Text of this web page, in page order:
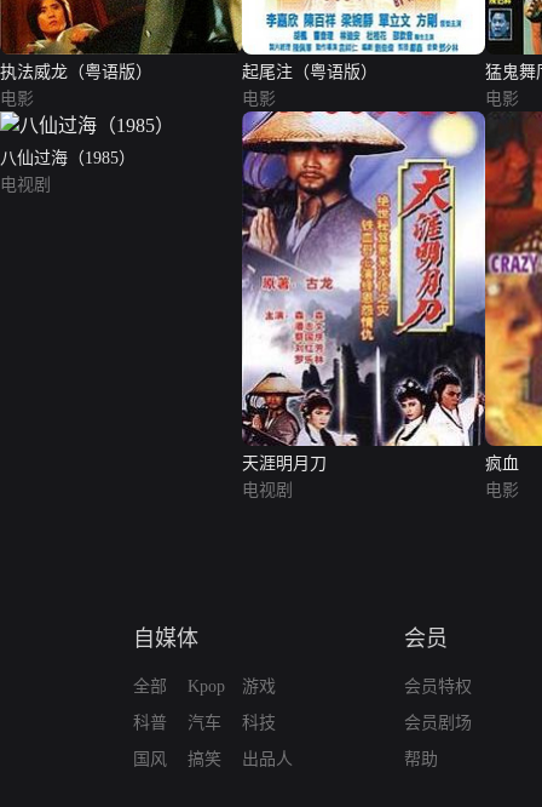
执法威龙（粤语版）
电影
起尾注（粤语版）
电影
猛鬼舞
电影
八仙过海（1985）
电视剧
天涯明月刀
电视剧
疯血
电影
自媒体
全部
科普
国风
Kpop
汽车
搞笑
游戏
科技
出品人
会员
会员特权
会员剧场
帮助